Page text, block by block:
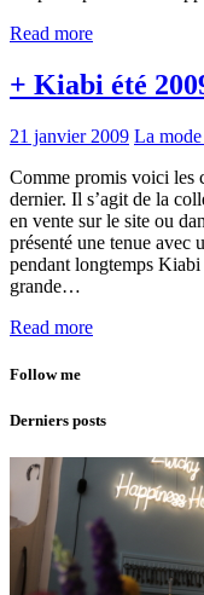
Read more
+ Kiabi été
21 janvier 2009 La
Comme promis voici les
dernier. Il s’agit de la
en vente sur le site ou
présenté une tenue avec
pendant longtemps Kiabi
grande…
Read more
Follow me
Derniers posts